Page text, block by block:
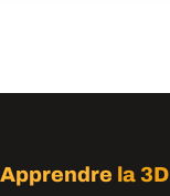
Apprendre la 3D